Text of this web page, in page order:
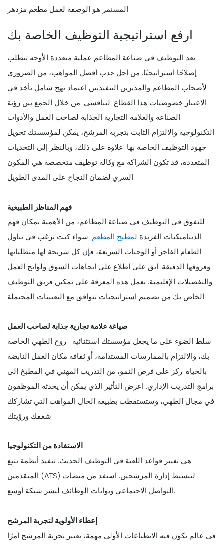
المستمر هو الوصفة لعمل مطعم مزدهر.
ارفع استراتيجية التوظيف الخاصة بك
يعد التوظيف في صناعة المطاعم عملية متعددة الأوجه تتطلب
إصلاحًا استراتيجيًا. من أجل جذب أفضل المواهب، من الضروري
لأصحاب المطاعم والمديرين التنفيذيين اعتماد نهج شامل يأخذ في
الاعتبار خصوصيات هذا القطاع التنافسي. من خلال الجمع بين رؤية
الصناعة والعلامة التجارية الجذابة لصاحب العمل والأدوات
التكنولوجية والالتزام الثابت بتجربة المرشح، يمكن لمؤسستك تحويل
جهود التوظيف الخاصة بها. علاوة على ذلك، وبالنظر إلى التحديات
المتعددة، قد تكون الشراكة مع وكالة توظيف متخصصة هي المكون
السري لضمان النجاح على المدى الطويل.
فهم المناظر الطبيعية
للتفوق في التوظيف في صناعة المطاعم، من الأهمية بمكان فهم
الديناميكيات الفريدة لمطبخ المطعم. سواء كنت ترغب في تناول
الطعام الفاخر أو الوجبات السريعة، فإن كل شريحة لها متطلباتها
وفروقها الدقيقة. ابق على اطلاع على اتجاهات السوق ولوائح العمل
والتفضيلات الإقليمية. تعمل هذه المعرفة على تمكين فريق التوظيف
الخاص بك من تصميم استراتيجيات تتوافق مع التعيينات المحتملة.
صياغة علامة تجارية جذابة لصاحب العمل
سلط الضوء على ما يجعل مؤسستك استثنائية- روح الطهي الخاصة
بك، والالتزام بالممارسات المستدامة، أو ثقافة مكان العمل النابضة
بالحياة. ركز على فرص النمو، من التدريب المهني في المطبخ إلى
برامج التدريب الإداري. اعرض التأثير الذي يمكن أن يحدثه الموظفون
في مجال الطهي، وستستقطب بطبيعة الحال المواهب التي تشاركك
شغفك ورؤيتك.
الاستفادة من التكنولوجيا
هي تغيير قواعد اللعبة في التوظيف الحديث. تنفيذ أنظمة تتبع
المتقدمين (ATS) لتبسيط إدارة المرشحين. استفد من منصات
التواصل الاجتماعي وبوابات الوظائف لنشر شبكة أوسع.
إعطاء الأولوية لتجربة المرشح
في عالم تكون فيه الانطباعات الأولى مهمة، تعتبر تجربة المرشح أمرًا